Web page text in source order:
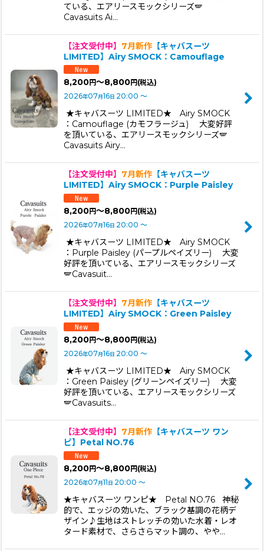
ている、エアリースモックシリーズ🪽
Cavasuits Ai…
【注文受付中】 7月新作 【キャバスーツ
LIMITED】Airy SMOCK：Camouflage
8,200円～8,800円 (税込)
2026年07月16日 20:00 ～
★キャバスーツ LIMITED★ Airy SMOCK
：Camouflage (カモフラージュ) 大変好評
を頂いている、エアリースモックシリーズ🪽
Cavasuits Airy…
【注文受付中】 7月新作 【キャバスーツ
LIMITED】Airy SMOCK：Purple Paisley
8,200円～8,800円 (税込)
2026年07月16日 20:00 ～
★キャバスーツ LIMITED★ Airy SMOCK
：Purple Paisley (パープルペイズリー) 大変
好評を頂いている、エアリースモックシリーズ
🪽Cavasuit…
【注文受付中】 7月新作 【キャバスーツ
LIMITED】Airy SMOCK：Green Paisley
8,200円～8,800円 (税込)
2026年07月16日 20:00 ～
★キャバスーツ LIMITED★ Airy SMOCK
：Green Paisley (グリーンペイズリー) 大変
好評を頂いている、エアリースモックシリーズ
🪽Cavasuits…
【注文受付中】 7月新作 【キャバスーツ ワン
ピ】Petal NO.76
8,200円～8,800円(税込)
2026年07月11日 20:00 ～
★キャバスーツ ワンピ★ Petal NO.76 神秘
的で、エッジの効いた、ブラック基調の花柄デ
ザイン♪生地はストレッチの効いた水着・レオ
タード素材で、さらさらマット調の、やや…